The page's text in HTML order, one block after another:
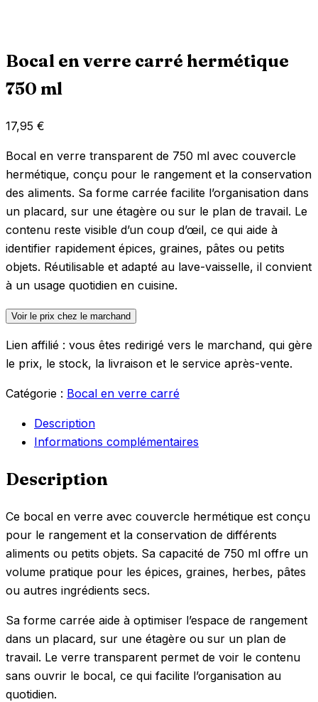
Bocal en verre carré hermétique
750 ml
17,95 €
Bocal en verre transparent de 750 ml avec couvercle
hermétique, conçu pour le rangement et la conservation
des aliments. Sa forme carrée facilite l’organisation dans
un placard, sur une étagère ou sur le plan de travail. Le
contenu reste visible d’un coup d’œil, ce qui aide à
identifier rapidement épices, graines, pâtes ou petits
objets. Réutilisable et adapté au lave-vaisselle, il convient
à un usage quotidien en cuisine.
Voir le prix chez le marchand
Lien affilié : vous êtes redirigé vers le marchand, qui gère
le prix, le stock, la livraison et le service après-vente.
Catégorie : Bocal en verre carré
Description
Informations complémentaires
Description
Ce bocal en verre avec couvercle hermétique est conçu
pour le rangement et la conservation de différents
aliments ou petits objets. Sa capacité de 750 ml offre un
volume pratique pour les épices, graines, herbes, pâtes
ou autres ingrédients secs.
Sa forme carrée aide à optimiser l’espace de rangement
dans un placard, sur une étagère ou sur un plan de
travail. Le verre transparent permet de voir le contenu
sans ouvrir le bocal, ce qui facilite l’organisation au
quotidien.